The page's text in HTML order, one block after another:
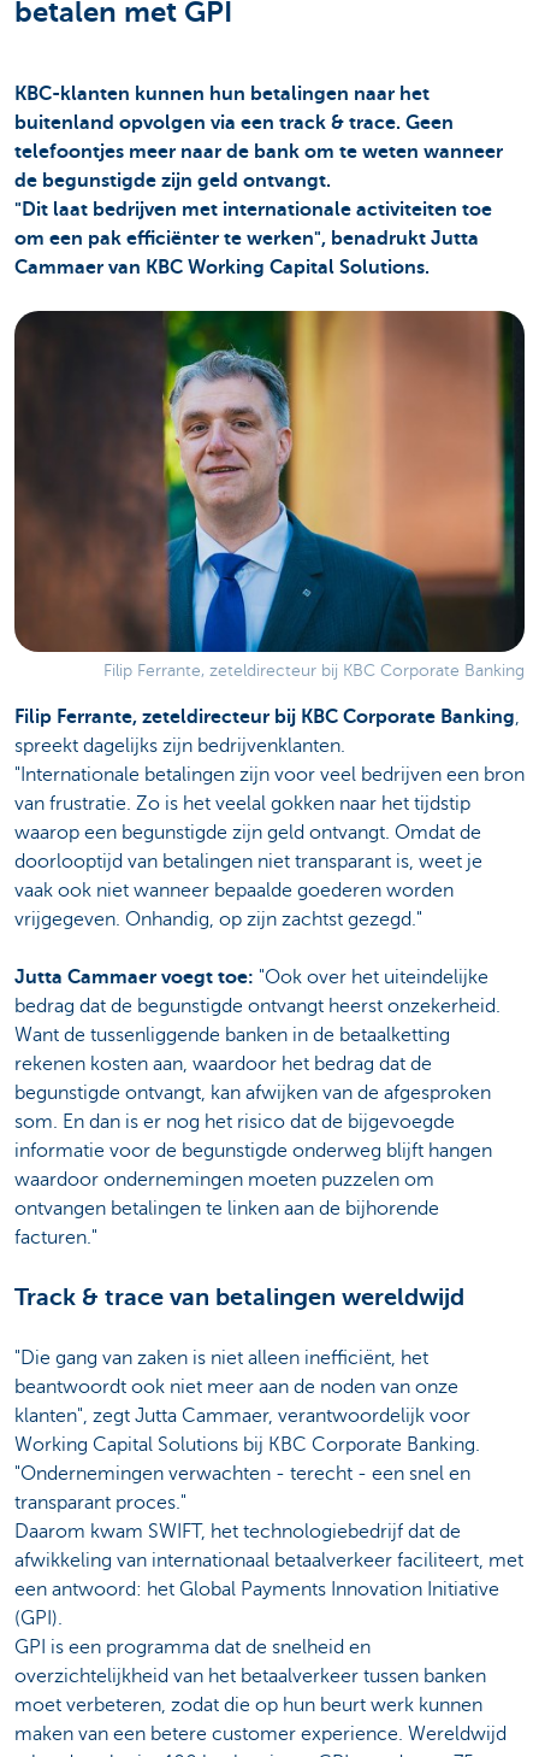
betalen met GPI
KBC-klanten kunnen hun betalingen naar het
buitenland opvolgen via een track & trace. Geen
telefoontjes meer naar de bank om te weten wanneer
de begunstigde zijn geld ontvangt.
"Dit laat bedrijven met internationale activiteiten toe
om een pak efficiënter te werken", benadrukt Jutta
Cammaer van KBC Working Capital Solutions.
Filip Ferrante, zeteldirecteur bij KBC Corporate Banking
Filip Ferrante, zeteldirecteur bij KBC Corporate Banking
spreekt dagelijks zijn bedrijvenklanten.
"Internationale betalingen zijn voor veel bedrijven een bron
van frustratie. Zo is het veelal gokken naar het tijdstip
waarop een begunstigde zijn geld ontvangt. Omdat de
doorlooptijd van betalingen niet transparant is, weet je
vaak ook niet wanneer bepaalde goederen worden
vrijgegeven. Onhandig, op zijn zachtst gezegd."
Jutta Cammaer voegt toe: "Ook over het uiteindelijke
bedrag dat de begunstigde ontvangt heerst onzekerheid.
Want de tussenliggende banken in de betaalketting
rekenen kosten aan, waardoor het bedrag dat de
begunstigde ontvangt, kan afwijken van de afgesproken
som. En dan is er nog het risico dat de bijgevoegde
informatie voor de begunstigde onderweg blijft hangen
waardoor ondernemingen moeten puzzelen om
ontvangen betalingen te linken aan de bijhorende
facturen."
Track & trace van betalingen wereldwijd
"Die gang van zaken is niet alleen inefficiënt, het
beantwoordt ook niet meer aan de noden van onze
klanten", zegt Jutta Cammaer, verantwoordelijk voor
Working Capital Solutions bij KBC Corporate Banking.
"Ondernemingen verwachten - terecht - een snel en
transparant proces."
Daarom kwam SWIFT, het technologiebedrijf dat de
afwikkeling van internationaal betaalverkeer faciliteert, met
een antwoord: het Global Payments Innovation Initiative
(GPI).
GPI is een programma dat de snelheid en
overzichtelijkheid van het betaalverkeer tussen banken
moet verbeteren, zodat die op hun beurt werk kunnen
maken van een betere customer experience. Wereldwijd